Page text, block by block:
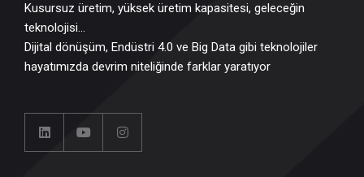
Kusursuz üretim, yüksek üretim kapasitesi, geleceğin
teknolojisi…
Dijital dönüşüm, Endüstri 4.0 ve Big Data gibi teknolojiler
hayatımızda devrim niteliğinde farklar yaratıyor